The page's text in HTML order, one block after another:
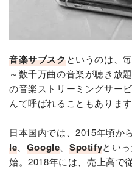
音楽サブスクというのは、
～数千万曲の音楽が聴き放
の音楽ストリーミングサー
んて呼ばれることもあります
日本国内では、2015年頃から
le、 Google、Spotifyとい
始。2018年には、売上高で